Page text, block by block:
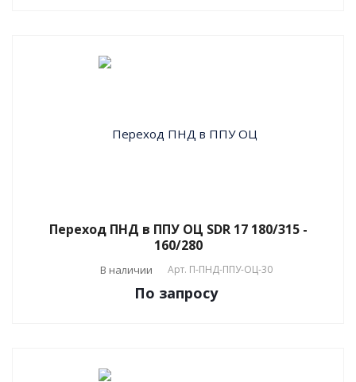
Переход ПНД в ППУ ОЦ SDR 17 180/315 -
160/280
В наличии Арт. П-ПНД-ППУ-ОЦ-30
По запросу